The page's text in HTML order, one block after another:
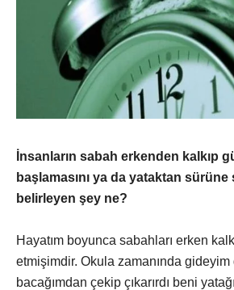
İnsanların sabah erkenden kalkıp
başlamasını ya da yataktan sürüne
belirleyen şey ne?
Hayatım boyunca sabahları erken
etmişimdir. Okula zamanında
bacağımdan çekip çıkarırdı beni